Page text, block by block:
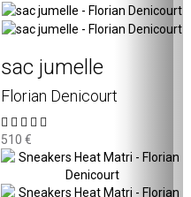
sac jumelle
Florian Denicourt
510 €